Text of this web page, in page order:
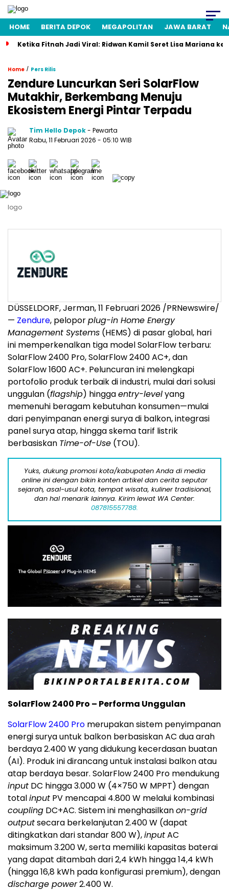
HOME BERITA DEPOK MEGAPOLITAN JAWA BARAT
Ketika Fitnah Jadi Viral: Ridwan Kamil Seret Lisa Mariana ke
Home / Pers Rilis
Zendure Luncurkan Seri SolarFlow
Mutakhir, Berkembang Menuju
Ekosistem Energi Pintar Terpadu
Tim Hello Depok- Pewarta
Rabu, 11 Februari 2026 - 05:10 WIB
logo
DÜSSELDORF, Jerman, 11 Februari 2026 /PRNewswire/
— Zendure, peloporplug-in Home Energy
Management Systems (HEMS) di pasar global, hari
ini memperkenalkan tiga model SolarFlow terbaru:
SolarFlow 2400 Pro, SolarFlow 2400 AC+, dan
SolarFlow 1600 AC+. Peluncuran ini melengkapi
portofolio produk terbaik di industri, mulai dari solusi
unggulan (flagship) hinggaentry-levelyang
memenuhi beragam kebutuhan konsumen—mulai
dari penyimpanan energi surya di balkon, integrasi
panel surya atap, hingga skema tarif listrik
berbasiskan Time-of-Use (TOU).
Yuks, dukung promosi kota/kabupaten Anda di media
online ini dengan bikin konten artikel dan cerita seputar
sejarah, asal-usul kota, tempat wisata, kuliner tradisional,
dan hal menarik lainnya. Kirim lewat WA Center:
087815557788.
SolarFlow 2400 Pro – Performa Unggulan
SolarFlow 2400 Pro merupakan sistem penyimpanan
energi surya untuk balkon berbasiskan AC dua arah
berdaya 2.400 W yang didukung kecerdasan buatan
(AI). Produk ini dirancang untuk instalasi balkon atau
atap berdaya besar. SolarFlow 2400 Pro mendukung
input DC hingga 3.000 W (4×750 W MPPT) dengan
totalinput PV mencapai 4.800 W melalui kombinasi
coupling DC+AC. Sistem ini menghasilkanon-grid
outputsecara berkelanjutan 2.400 W (dapat
ditingkatkan dari standar 800 W),inputAC
maksimum 3.200 W, serta memiliki kapasitas baterai
yang dapat ditambah dari 2,4 kWh hingga 14,4 kWh
(hingga 16,8 kWh pada konfigurasi premium), dengan
discharge power2.400 W.